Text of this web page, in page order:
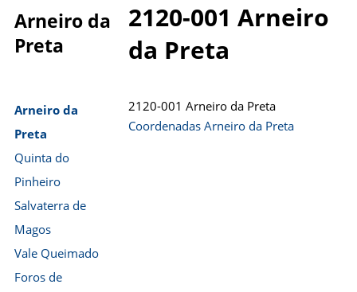
Arneiro da
Preta
2120-001 Arneiro
da Preta
Arneiro da
Preta
Quinta do
Pinheiro
Salvaterra de
Magos
Vale Queimado
Foros de
2120-001 Arneiro da Preta
Coordenadas Arneiro da Preta